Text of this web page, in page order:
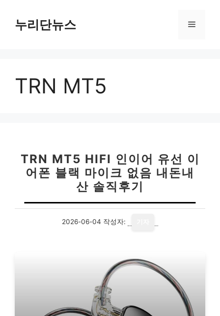
누리단뉴스 메
TRN MT5
TRN MT5 HIFI 인이어 유선 이
어폰 블랙 마이크 없음 내돈내
산 솔직후기
2026-06-04 작성자: